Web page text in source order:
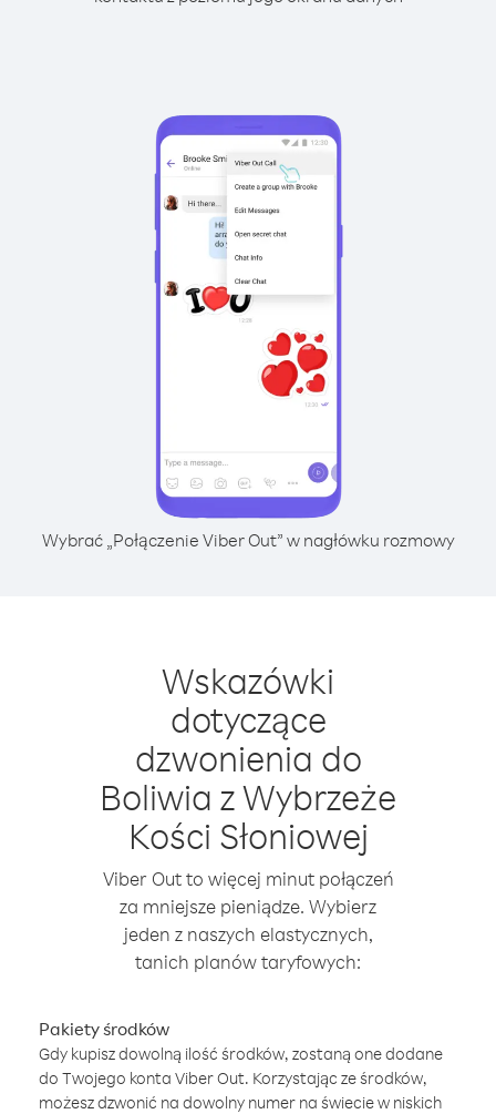
Wybrać „Połączenie Viber Out” w nagłówku rozmowy
Wskazówki
dotyczące
dzwonienia do
Boliwia z Wybrzeże
Kości Słoniowej
Viber Out to więcej minut połączeń
za mniejsze pieniądze. Wybierz
jeden z naszych elastycznych,
tanich planów taryfowych:
Pakiety środków
Gdy kupisz dowolną ilość środków, zostaną one dodane
do Twojego konta Viber Out. Korzystając ze środków,
możesz dzwonić na dowolny numer na świecie w niskich